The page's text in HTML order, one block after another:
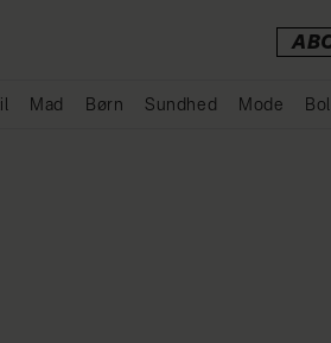
Mad Børn Sundhed Mode